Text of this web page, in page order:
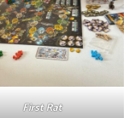
First Rat